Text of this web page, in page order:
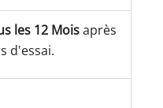
les 12 Moisaprès
d'essai.